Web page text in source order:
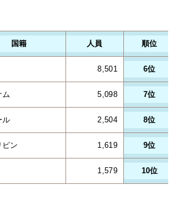
国籍 人員 順位
8,501 6位
ム 5,098 7位
ル 2,504 8位
ピン 1,619 9位
1,579 10位